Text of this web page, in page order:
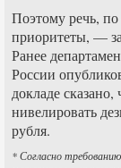
Поэтому речь,
приоритеты, —
Ранее
России
докладе
нивелировать
рубля.
* Согласно